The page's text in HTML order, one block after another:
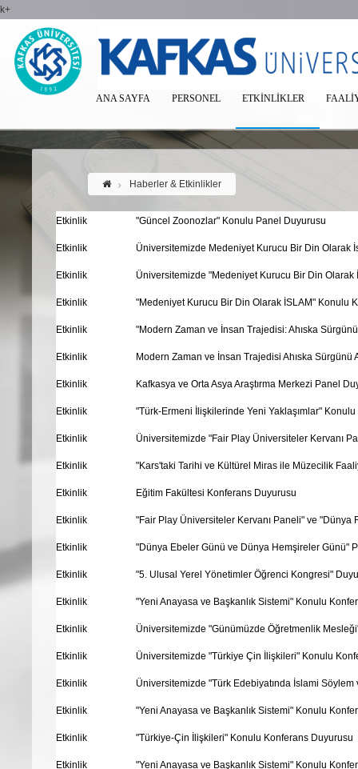
k+
ANA SAYFA PERSONEL ETKINLIKLER
Haberler & Etkinlikler
Etkinlik "Güncel Zoonozlar" Konulu Panel Duyurusu
Etkinlik Üniversitemizde Medeniyet Kurucu Bir Din Olarak
Etkinlik Üniversitemizde "Medeniyet Kurucu Bir Din
Etkinlik "Medeniyet Kurucu Bir Din Olarak İSLAM" Konulu
Etkinlik "Modern Zaman ve İnsan Trajedisi: Ahıska
Etkinlik Modern Zaman ve İnsan Trajedisi Ahıska Sürgünü
Etkinlik Kafkasya ve Orta Asya Araştırma Merkezi Panel
Etkinlik "Türk-Ermeni İlişkilerinde Yeni Yaklaşımlar"
Etkinlik Üniversitemizde "Fair Play Üniversiteler Kervanı
Etkinlik "Kars'taki Tarihi ve Kültürel Miras ile Müzecilik
Etkinlik Eğitim Fakültesi Konferans Duyurusu
Etkinlik "Fair Play Üniversiteler Kervanı Paneli" ve "Dünya
Etkinlik "Dünya Ebeler Günü ve Dünya Hemşireler Günü"
Etkinlik "5. Ulusal Yerel Yönetimler Öğrenci Kongresi"
Etkinlik "Yeni Anayasa ve Başkanlık Sistemi" Konulu
Etkinlik Üniversitemizde "Günümüzde Öğretmenlik
Etkinlik Üniversitemizde "Türkiye Çin İlişkileri" Konulu
Etkinlik Üniversitemizde "Türk Edebiyatında İslami
Etkinlik "Yeni Anayasa ve Başkanlık Sistemi" Konulu
Etkinlik "Türkiye-Çin İlişkileri" Konulu Konferans Duyurusu
Etkinlik "Yeni Anayasa ve Başkanlık Sistemi" Konulu